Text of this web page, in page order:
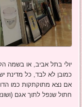
יולי בתל אביב, או בשמה
כמובן לא לבד, כל מדינת
אם נצא מתוקתקות כמו
חתול שנפל לתוך אגם